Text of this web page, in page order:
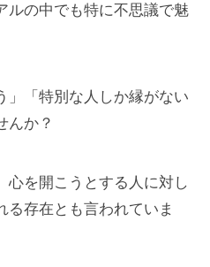
ルの中でも特に不思議で魅
」「特別な人しか縁がない
んか？
心を開こうとする人に対し
る存在とも言われていま